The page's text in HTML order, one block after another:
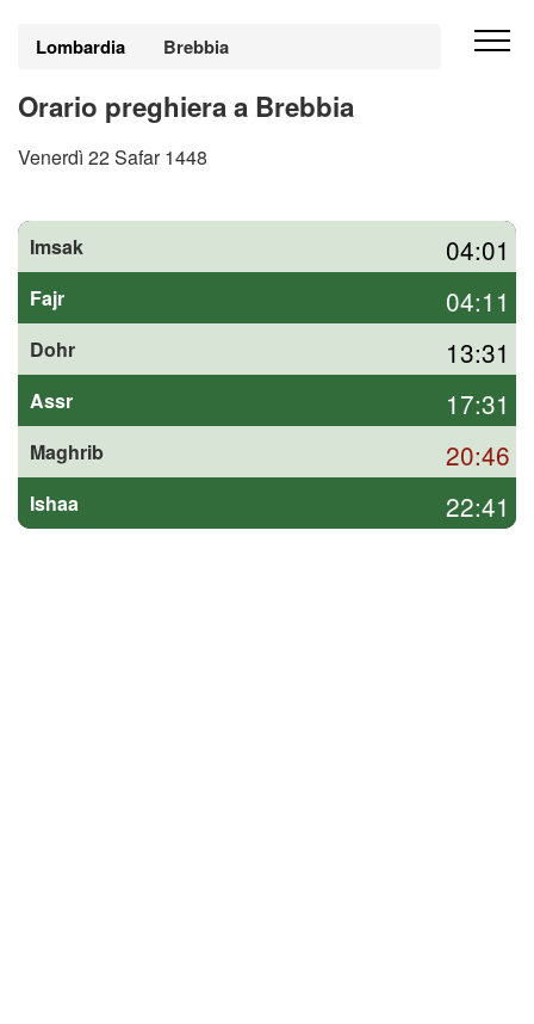
Lombardia Brebbia
Orario preghiera a Brebbia
Venerdì 22 Safar 1448
Imsak 04:01
Fajr 04:11
Dohr 13:31
Assr 17:31
Maghrib 20:46
Ishaa 22:41